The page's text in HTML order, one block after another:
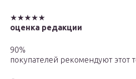
★★★★★
оценка редакции
90%
покупателей рекомендуют этот